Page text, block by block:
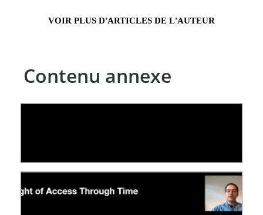
VOIR PLUS D'ARTICLES DE L'AUTEUR
Contenu annexe